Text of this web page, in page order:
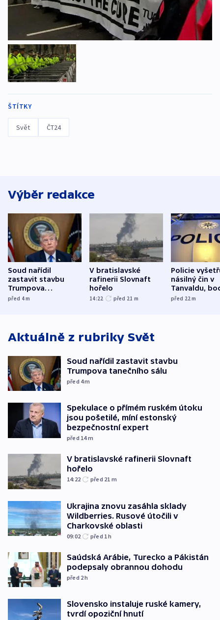
ŠTÍTKY
Svět ČT24
Výběr redakce
Soud nařídil
zastavit stavbu
Trumpova
tanečního sálu
před 4m
V bratislavské
rafinerii Slovnaft
hořelo
14:22 před 21 m
Policie
násilný čin v
Tanvaldu,
zranění při
před 22m
Aktuálně z rubriky Svět
Soud nařídil zastavit stavbu
Trumpova tanečního sálu
před 4m
Spekulace o přímém ruském útoku
jsou pošetilé, míní estonský
bezpečnostní expert
před 14m
V bratislavské rafinerii Slovnaft
hořelo
14:22 před 21 m
Ukrajina znovu zasáhla sklady
Wildberries. Rusové útočili v
Charkovské oblasti
09:02 před 1h
Saúdská Arábie, Turecko a Pákistán
podepsaly obrannou dohodu
před 2h
Slovensko instaluje ruské kamery,
tvrdí opoziční hnutí